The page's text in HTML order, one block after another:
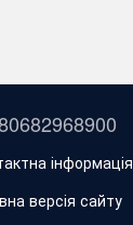
інформація
версія сайту